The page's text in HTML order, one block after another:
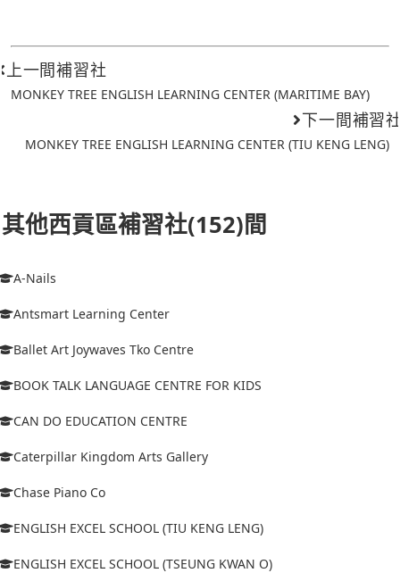
上一間補習社
MONKEY TREE ENGLISH LEARNING CENTER (MARITIME BAY)
下一間補習
MONKEY TREE ENGLISH LEARNING CENTER (TIU KENG LENG)
其他西貢區補習社(152)間
A-Nails
Antsmart Learning Center
Ballet Art Joywaves Tko Centre
BOOK TALK LANGUAGE CENTRE FOR KIDS
CAN DO EDUCATION CENTRE
Caterpillar Kingdom Arts Gallery
Chase Piano Co
ENGLISH EXCEL SCHOOL (TIU KENG LENG)
ENGLISH EXCEL SCHOOL (TSEUNG KWAN O)